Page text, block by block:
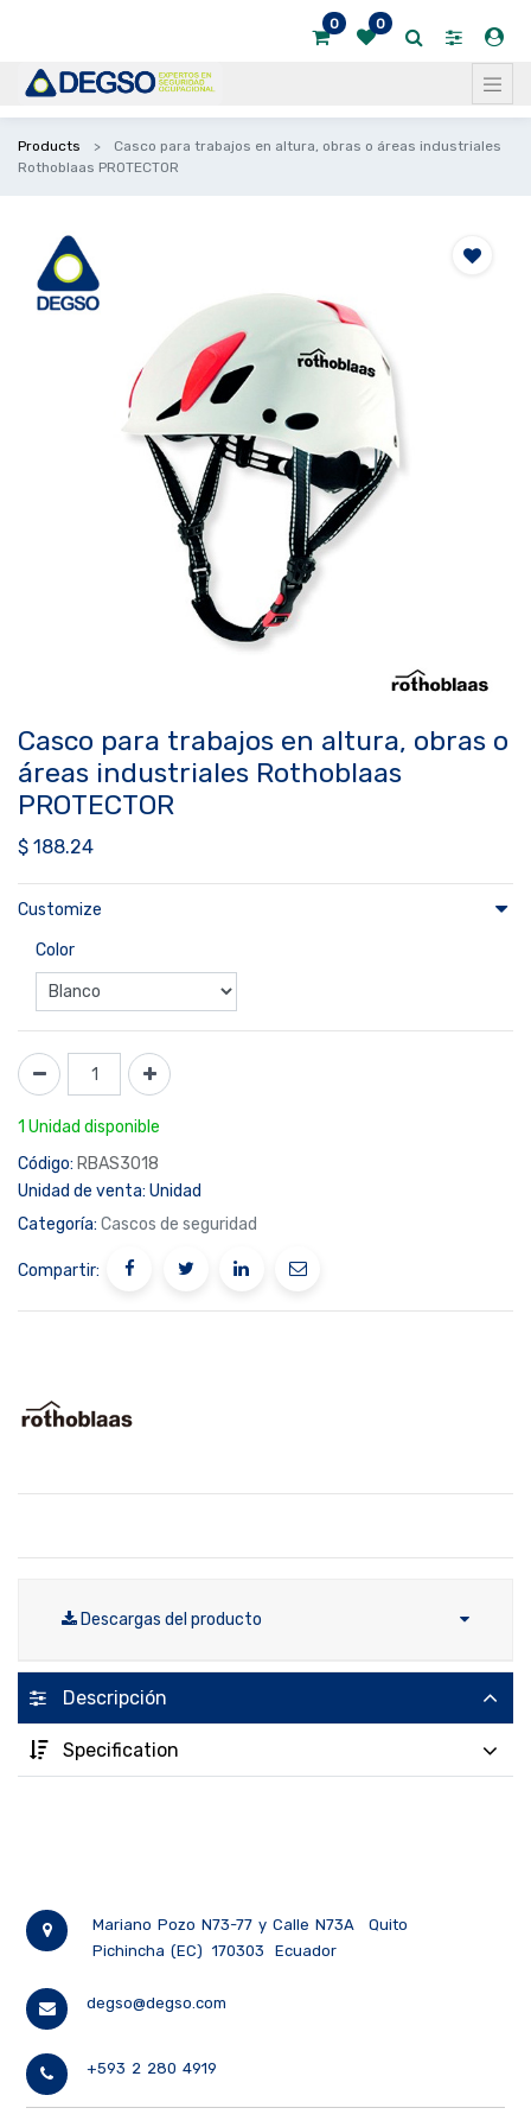
0 0
Products
Casco para trabajos en altura, obras o áreas industriales
Rothoblaas PROTECTOR
Casco para trabajos en altura, obras o
áreas industriales Rothoblaas
PROTECTOR
$ 188.24
Customize
Color
1 Unidad disponible
Código: RBAS3018
Unidad de venta: Unidad
Categoría: Cascos de seguridad
Compartir:
Descargas del producto
Descripción
Specification
Mariano Pozo N73-77 y Calle N73A
Quito
Pichincha (EC)
170303 Ecuador
degso@degso.com
+593 2 280 4919